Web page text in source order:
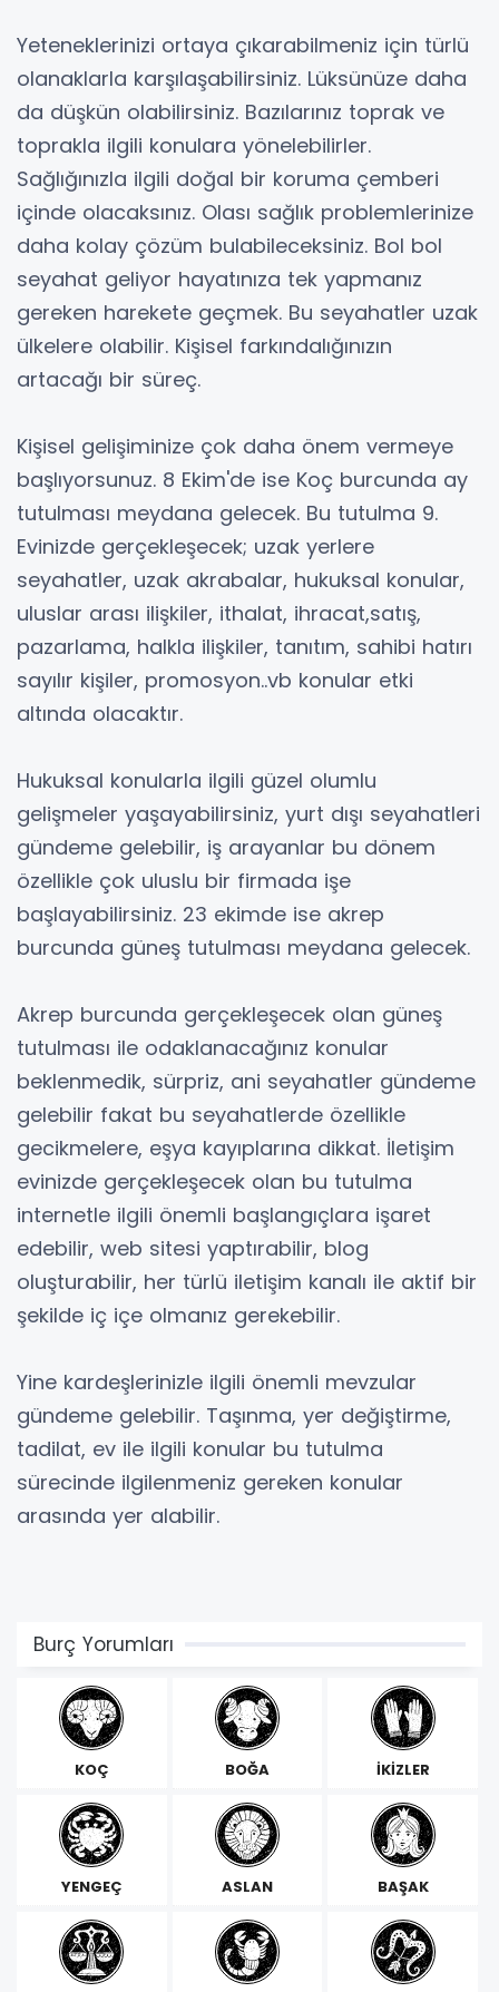
Yeteneklerinizi ortaya çıkarabilmeniz için türlü
olanaklarla karşılaşabilirsiniz. Lüksünüze daha
da düşkün olabilirsiniz. Bazılarınız toprak ve
toprakla ilgili konulara yönelebilirler.
Sağlığınızla ilgili doğal bir koruma çemberi
içinde olacaksınız. Olası sağlık problemlerinize
daha kolay çözüm bulabileceksiniz. Bol bol
seyahat geliyor hayatınıza tek yapmanız
gereken harekete geçmek. Bu seyahatler uzak
ülkelere olabilir. Kişisel farkındalığınızın
artacağı bir süreç.
Kişisel gelişiminize çok daha önem vermeye
başlıyorsunuz. 8 Ekim'de ise Koç burcunda ay
tutulması meydana gelecek. Bu tutulma 9.
Evinizde gerçekleşecek; uzak yerlere
seyahatler, uzak akrabalar, hukuksal konular,
uluslar arası ilişkiler, ithalat, ihracat,satış,
pazarlama, halkla ilişkiler, tanıtım, sahibi hatırı
sayılır kişiler, promosyon..vb konular etki
altında olacaktır.
Hukuksal konularla ilgili güzel olumlu
gelişmeler yaşayabilirsiniz, yurt dışı seyahatleri
gündeme gelebilir, iş arayanlar bu dönem
özellikle çok uluslu bir firmada işe
başlayabilirsiniz. 23 ekimde ise akrep
burcunda güneş tutulması meydana gelecek.
Akrep burcunda gerçekleşecek olan güneş
tutulması ile odaklanacağınız konular
beklenmedik, sürpriz, ani seyahatler gündeme
gelebilir fakat bu seyahatlerde özellikle
gecikmelere, eşya kayıplarına dikkat. İletişim
evinizde gerçekleşecek olan bu tutulma
internetle ilgili önemli başlangıçlara işaret
edebilir, web sitesi yaptırabilir, blog
oluşturabilir, her türlü iletişim kanalı ile aktif bir
şekilde iç içe olmanız gerekebilir.
Yine kardeşlerinizle ilgili önemli mevzular
gündeme gelebilir. Taşınma, yer değiştirme,
tadilat, ev ile ilgili konular bu tutulma
sürecinde ilgilenmeniz gereken konular
arasında yer alabilir.
Burç Yorumları
KOÇ BOĞA İKİZLER
YENGEÇ ASLAN BAŞAK